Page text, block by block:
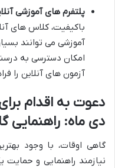
پلتفرم های آموزشی
باکیفیت، کلاس های
آموزشی می توانند
امکان دسترسی به
آزمون های آنلاین را
دعوت به اقدام
دی ماه: راهنمایی
گاهی اوقات، با وجود
نیازمند راهنمایی و